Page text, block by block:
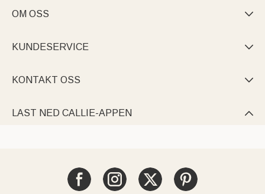
OM OSS 
KUNDESERVICE 
KONTAKT OSS 
LAST NED CALLIE-APPEN 